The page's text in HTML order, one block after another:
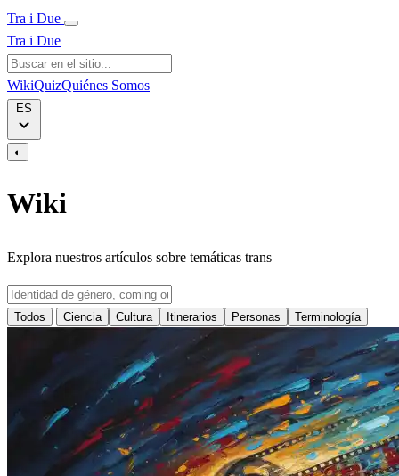
Tra i Due
Tra i Due
WikiQuizQuiénes Somos
◐
Wiki
Explora nuestros artículos sobre temáticas trans
Todos Ciencia Cultura Itinerarios Personas Terminología